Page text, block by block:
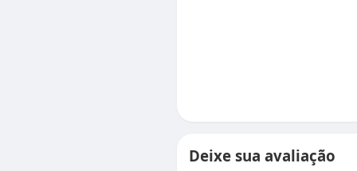
Deixe sua avaliação